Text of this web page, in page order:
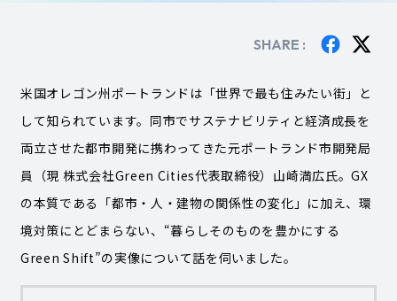
SHARE :
米国オレゴン州ポートランドは「世界で最も住みたい街」と
して知られています。同市でサステナビリティと経済成長を
両立させた都市開発に携わってきた元ポートランド市開発局
員（現 株式会社Green Cities代表取締役）山崎満広氏。GX
の本質である「都市・人・建物の関係性の変化」に加え、環
境対策にとどまらない、“暮らしそのものを豊かにする
Green Shift”の実像について話を伺いました。